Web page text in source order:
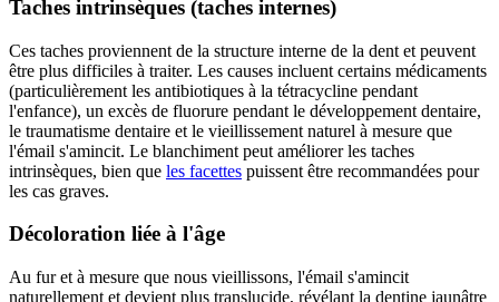
Taches intrinsèques (taches internes)
Ces taches proviennent de la structure interne de la dent et peuvent
être plus difficiles à traiter. Les causes incluent certains médicaments
(particulièrement les antibiotiques à la tétracycline pendant
l'enfance), un excès de fluorure pendant le développement dentaire,
le traumatisme dentaire et le vieillissement naturel à mesure que
l'émail s'amincit. Le blanchiment peut améliorer les taches
intrinsèques, bien que les facettes puissent être recommandées pour
les cas graves.
Décoloration liée à l'âge
Au fur et à mesure que nous vieillissons, l'émail s'amincit
naturellement et devient plus translucide, révélant la dentine jaunâtre